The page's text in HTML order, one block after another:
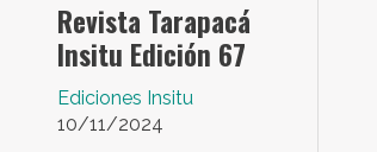
Revista Tarapacá
Insitu Edición 67
Ediciones Insitu
10/11/2024